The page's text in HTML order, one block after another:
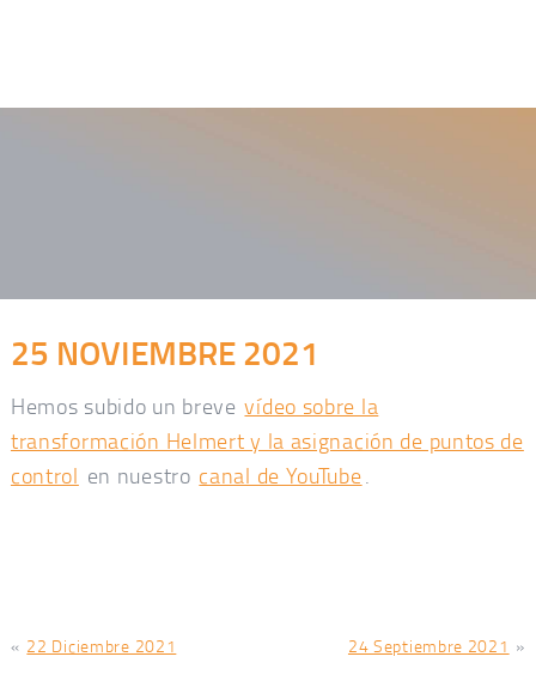
25 NOVIEMBRE 2021
Hemos subido un breve vídeo sobre la
transformación Helmert y la asignación de puntos de
control en nuestro canal de YouTube.
« 22 Diciembre 2021 24 Septiembre 2021 »